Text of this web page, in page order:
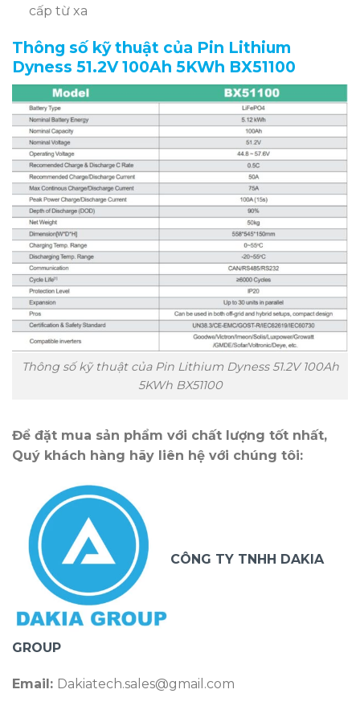
cấp từ xa
Thông số kỹ thuật của Pin Lithium
Dyness 51.2V 100Ah 5KWh BX51100
Thông số kỹ thuật của Pin Lithium Dyness 51.2V 100Ah
5KWh BX51100
Để đặt mua sản phẩm với chất lượng tốt nhất,
Quý khách hàng hãy liên hệ với chúng tôi:
CÔNG TY TNHH DAKIA
GROUP
Email: Dakiatech.sales@gmail.com